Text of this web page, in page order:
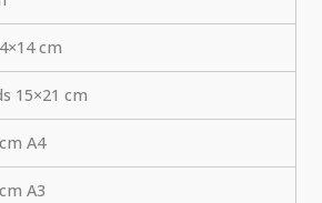
cm
15×21 cm
A4
A3